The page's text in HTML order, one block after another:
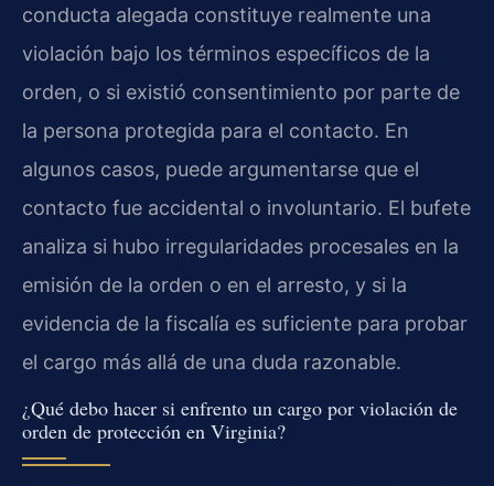
conducta alegada constituye realmente una
violación bajo los términos específicos de la
orden, o si existió consentimiento por parte de
la persona protegida para el contacto. En
algunos casos, puede argumentarse que el
contacto fue accidental o involuntario. El bufete
analiza si hubo irregularidades procesales en la
emisión de la orden o en el arresto, y si la
evidencia de la fiscalía es suficiente para probar
el cargo más allá de una duda razonable.
¿Qué debo hacer si enfrento un cargo por violación de
orden de protección en Virginia?